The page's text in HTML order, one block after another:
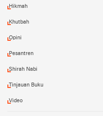
Hikmah
Khutbah
Opini
Pesantren
Shirah Nabi
Tinjauan Buku
Video